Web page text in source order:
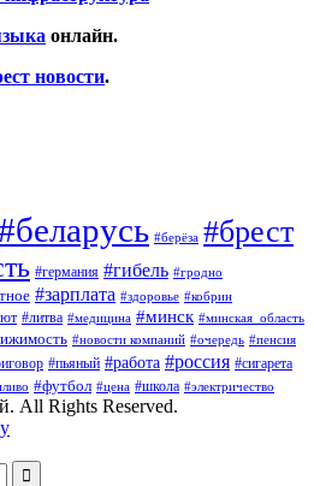
онлайн.
новости.
#берёза #брест
#германия #гибель #гродно
#зарплата #здоровье #кобрин
#литва #медицина #минск #минская_область
#новости компаний #очередь #пенсия
#пьяный #работа #россия #сигарета
#футбол #цена #школа #электричество
All Rights Reserved.